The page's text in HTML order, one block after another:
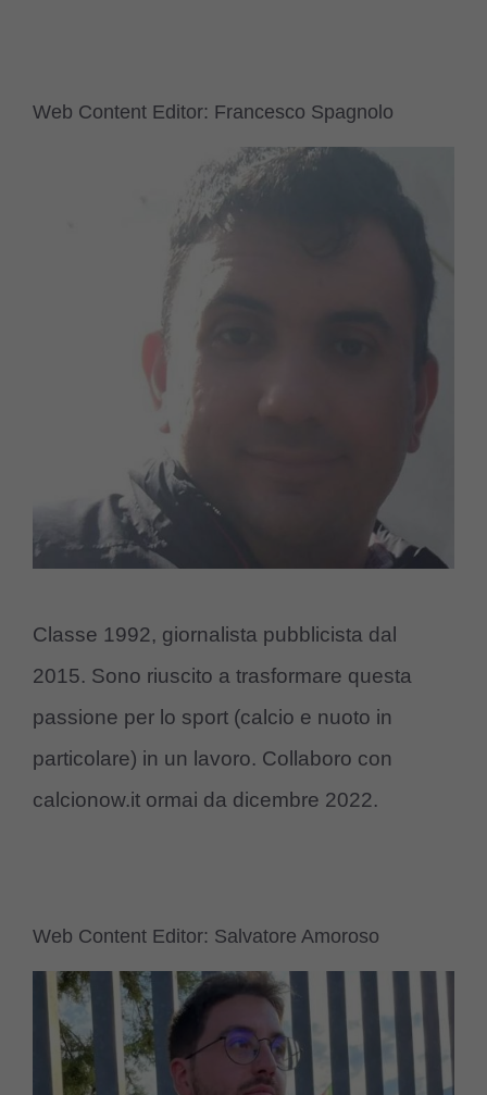
Web Content Editor: Francesco Spagnolo
Classe 1992, giornalista pubblicista dal
2015. Sono riuscito a trasformare questa
passione per lo sport (calcio e nuoto in
particolare) in un lavoro. Collaboro con
calcionow.it ormai da dicembre 2022.
Web Content Editor: Salvatore Amoroso